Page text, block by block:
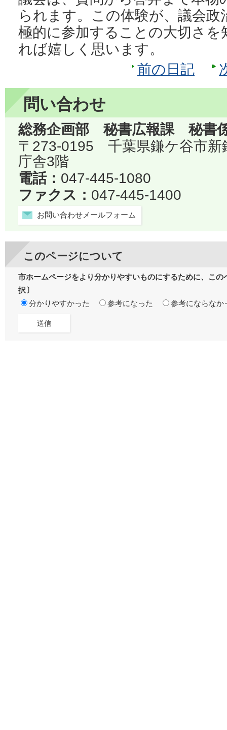
られます。この体験が、議会
極的に参加することの大切さ
れば嬉しく思います。
前の日記
問い合わせ
総務企画部 秘書広報課 秘書
〒273-0195 千葉県鎌ケ谷市
庁舎3階
電話： 047-445-1080
ファクス： 047-445-1400
お問い合わせメールフォーム
このページについて
市ホームページをより分かりやすいものにするために、こ
択〕
分かりやすかった
参考になった 参考にならなか